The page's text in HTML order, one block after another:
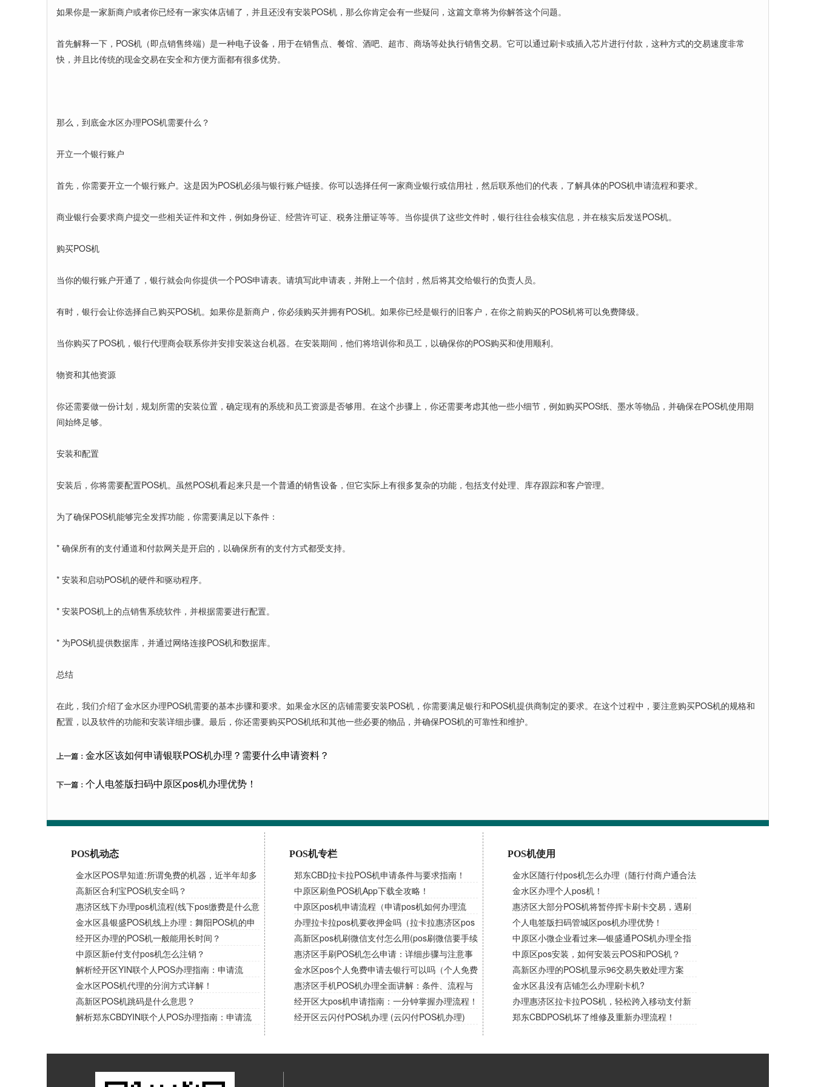
如果你是一家新商户或者你已经有一家实体店铺了，并且还没有安装POS机，那么你肯定会有一些疑问，这篇文章将为你解答这个问题。
首先解释一下，POS机（即点销售终端）是一种电子设备，用于在销售点、餐馆、酒吧、超市、商场等处执行销售交易。它可以通过刷卡或插入芯片进行付款，这种方式的交易速度非常
快，并且比传统的现金交易在安全和方便方面都有很多优势。
那么，到底金水区办理POS机需要什么？
开立一个银行账户
首先，你需要开立一个银行账户。这是因为POS机必须与银行账户链接。你可以选择任何一家商业银行或信用社，然后联系他们的代表，了解具体的POS机申请流程和要求。
商业银行会要求商户提交一些相关证件和文件，例如身份证、经营许可证、税务注册证等等。当你提供了这些文件时，银行往往会核实信息，并在核实后发送POS机。
购买POS机
当你的银行账户开通了，银行就会向你提供一个POS申请表。请填写此申请表，并附上一个信封，然后将其交给银行的负责人员。
有时，银行会让你选择自己购买POS机。如果你是新商户，你必须购买并拥有POS机。如果你已经是银行的旧客户，在你之前购买的POS机将可以免费降级。
当你购买了POS机，银行代理商会联系你并安排安装这台机器。在安装期间，他们将培训你和员工，以确保你的POS购买和使用顺利。
物资和其他资源
你还需要做一份计划，规划所需的安装位置，确定现有的系统和员工资源是否够用。在这个步骤上，你还需要考虑其他一些小细节，例如购买POS纸、墨水等物品，并确保在POS机使用期
间始终足够。
安装和配置
安装后，你将需要配置POS机。虽然POS机看起来只是一个普通的销售设备，但它实际上有很多复杂的功能，包括支付处理、库存跟踪和客户管理。
为了确保POS机能够完全发挥功能，你需要满足以下条件：
* 确保所有的支付通道和付款网关是开启的，以确保所有的支付方式都受支持。
* 安装和启动POS机的硬件和驱动程序。
* 安装POS机上的点销售系统软件，并根据需要进行配置。
* 为POS机提供数据库，并通过网络连接POS机和数据库。
总结
在此，我们介绍了金水区办理POS机需要的基本步骤和要求。如果金水区的店铺需要安装POS机，你需要满足银行和POS机提供商制定的要求。在这个过程中，要注意购买POS机的规格和
配置，以及软件的功能和安装详细步骤。最后，你还需要购买POS机纸和其他一些必要的物品，并确保POS机的可靠性和维护。
上一篇： 金水区该如何申请银联POS机办理？需要什么申请资料？
下一篇： 个人电签版扫码中原区pos机办理优势！
POS机动态
金水区POS早知道:所谓免费的机器，近半年却多
次扣取流量费！
高新区合利宝POS机安全吗？
惠济区线下办理pos机流程(线下pos缴费是什么意
思)
金水区县银盛POS机线上办理：舞阳POS机的申
请条件和资料讲解！
经开区办理的POS机一般能用长时间？
中原区新e付支付pos机怎么注销？
解析经开区YIN联个人POS办理指南：申请流
程、费率选择与优惠一网打尽
金水区POS机代理的分润方式详解！
高新区POS机跳码是什么意思？
解析郑东CBDYIN联个人POS办理指南：申请流
POS机专栏
郑东CBD拉卡拉POS机申请条件与要求指南！
中原区刷鱼POS机App下载全攻略！
中原区pos机申请流程（申请pos机如何办理流
程）
办理拉卡拉pos机要收押金吗（拉卡拉惠济区pos
机需要交押金吗）
高新区pos机刷微信支付怎么用(pos刷微信要手续
费吗)
惠济区手刷POS机怎么申请：详细步骤与注意事
项！
金水区pos个人免费申请去银行可以吗（个人免费
申请pos机）
惠济区手机POS机办理全面讲解：条件、流程与
使用！
经开区大pos机申请指南：一分钟掌握办理流程！
经开区云闪付POS机办理 (云闪付POS机办理)
POS机使用
金水区随行付pos机怎么办理（随行付商户通合法
吗）
金水区办理个人pos机！
惠济区大部分POS机将暂停挥卡刷卡交易，遇刷
卡错误请插卡交易！
个人电签版扫码管城区pos机办理优势！
中原区小微企业看过来—银盛通POS机办理全指
南，解锁财务收款新捷径！
中原区pos安装，如何安装云POS和POS机？
高新区办理的POS机显示96交易失败处理方案
金水区县没有店铺怎么办理刷卡机?
办理惠济区拉卡拉POS机，轻松跨入移动支付新
时代！
郑东CBDPOS机坏了维修及重新办理流程！